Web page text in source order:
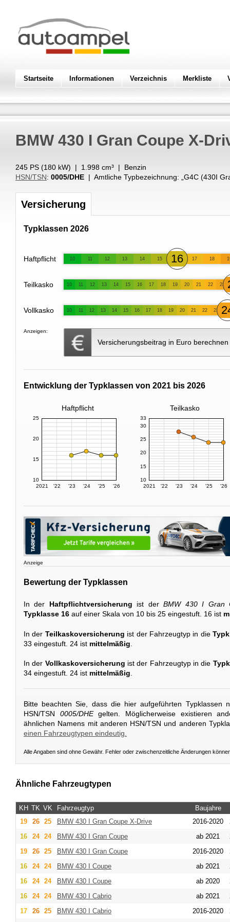
Startseite Informationen Verzeichnis Merkliste
BMW 430 I Gran Coupe X-
245 PS (180 kW) | 1.998 cm³ | Benzin
HSN/TSN: 0005/DHE | Amtliche Typbezeichnung: „ G4C (430I
Versicherung
Typklassen 2026
Haftpflicht 10 11 12 13 14 15 16 17 18
Teilkasko 10 11 12 13 14 15 16 17 18 19 20 21 22 23
Vollkasko 10 11 12 13 14 15 16 17 18 19 20 21 22 23
Anzeigen:
Versicherungsbeitrag in Euro berechnen
Entwicklung der Typklassen von 2021 bis 2026
Haftpflicht Teilkasko
2021 '22 '23 '24 '25 '26
10
15
20
25
2021 '22 '23 '24 '25 '26
10
15
20
25
30
33
Anzeige
Bewertung der Typklassen
In der Haftpflichtversicherung ist derBMW 430 I Gran
Typklasse 16 auf einer Skala von 10 bis 25 eingestuft. 16 ist
In der Teilkaskoversicherung ist der Fahrzeugtyp in die
33 eingestuft. 24 ist mittelmäßig
In der Vollkaskoversicherung ist der Fahrzeugtyp in die
34 eingestuft. 24 ist mittelmäßig.
Bitte beachten Sie, dass die hier aufgeführten Typklassen
HSN/TSN 0005/DHEgelten. Möglicherweise existieren
ähnlichen Namens mit anderen HSN/TSN und anderen
einen Fahrzeugtypen eindeutig.
Alle Angaben sind ohne Gewähr. Fehler oder zwischenzeitliche Änderungen
Ähnliche Fahrzeugtypen
KH TK VK Fahrzeugtyp
Baujahre
19
26 25 BMW 430 I Gran Coupe X-Drive 2016-2020
16
24 24 BMW 430 I Gran Coupe ab 2021
19
26 25 BMW 430 I Gran Coupe 2016-2020
16
24 24 BMW 430 I Coupe ab 2021
16
24 24 BMW 430 I Coupe ab 2020
16
24 24 BMW 430 I Cabrio ab 2021
17
26 25 BMW 430 I Cabrio 2016-2020